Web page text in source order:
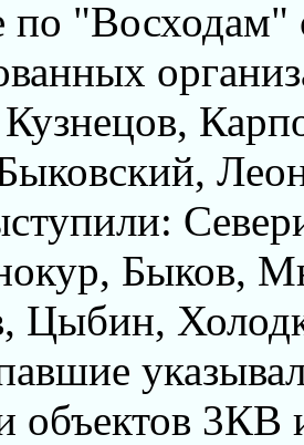
по "Восходам"
Быков,
Цыбин,
объектов